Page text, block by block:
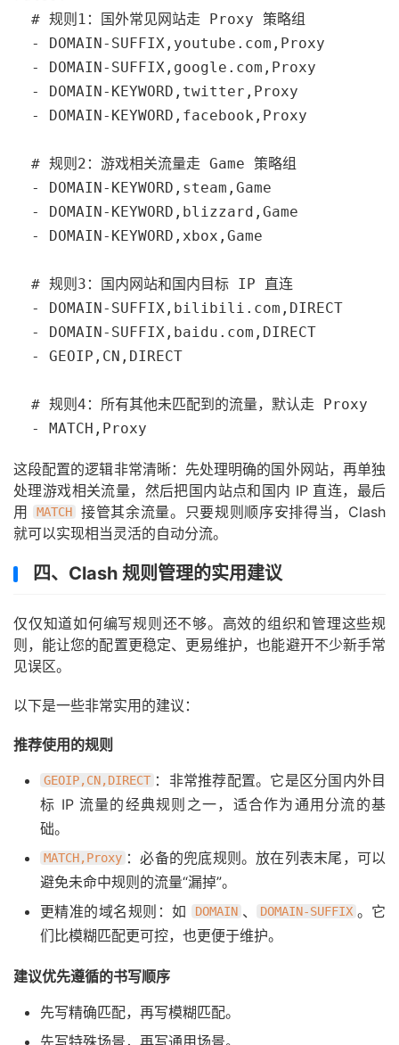
  # 规则1：国外常见网站走 Proxy 策略组
  - DOMAIN-SUFFIX,youtube.com,Proxy
  - DOMAIN-SUFFIX,google.com,Proxy
  - DOMAIN-KEYWORD,twitter,Proxy
  - DOMAIN-KEYWORD,facebook,Proxy
  # 规则2：游戏相关流量走 Game 策略组
  - DOMAIN-KEYWORD,steam,Game
  - DOMAIN-KEYWORD,blizzard,Game
  - DOMAIN-KEYWORD,xbox,Game
  # 规则3：国内网站和国内目标 IP 直连
  - DOMAIN-SUFFIX,bilibili.com,DIRECT
  - DOMAIN-SUFFIX,baidu.com,DIRECT
  - GEOIP,CN,DIRECT
  # 规则4：所有其他未匹配到的流量，默认走 Proxy
  - MATCH,Proxy
这段配置的逻辑非常清晰：先处理明确的国外网站，再单独
处理游戏相关流量，然后把国内站点和国内 IP 直连，最后
用
MATCH
接管其余流量。只要规则顺序安排得当，Clash
就可以实现相当灵活的自动分流。
四、Clash 规则管理的实用建议
仅仅知道如何编写规则还不够。高效的组织和管理这些规
则，能让您的配置更稳定、更易维护，也能避开不少新手常
见误区。
以下是一些非常实用的建议：
推荐使用的规则
GEOIP,CN,DIRECT ：非常推荐配置。它是区分国内外目
标 IP 流量的经典规则之一，适合作为通用分流的基
础。
MATCH,Proxy ：必备的兜底规则。放在列表末尾，可以
避免未命中规则的流量“漏掉”。
更精准的域名规则：如
DOMAIN 、 DOMAIN-SUFFIX 。它
们比模糊匹配更可控，也更便于维护。
建议优先遵循的书写顺序
先写精确匹配，再写模糊匹配。